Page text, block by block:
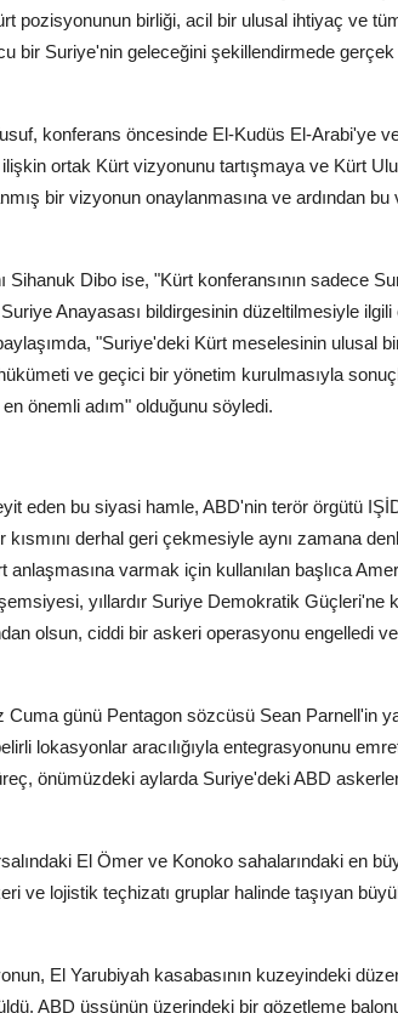
pozisyonunun birliği, acil bir ulusal ihtiyaç ve
bir Suriye'nin geleceğini şekillendirmede gerçek
konferans öncesinde El-Kudüs El-Arabi'ye
ortak Kürt vizyonunu tartışmaya ve Kürt
bir vizyonun onaylanmasına ve ardından bu
Dibo ise, "Kürt konferansının sadece
Anayasası bildirgesinin düzeltilmesiyle
"Suriye'deki Kürt meselesinin ulusal
ve geçici bir yönetim kurulmasıyla
önemli adım" olduğunu söyledi.
eden bu siyasi hamle, ABD'nin terör örgütü
derhal geri çekmesiyle aynı zamana
anlaşmasına varmak için kullanılan başlıca
yıllardır Suriye Demokratik Güçleri'ne
olsun, ciddi bir askeri operasyonu engelledi
günü Pentagon sözcüsü Sean Parnell'in
lokasyonlar aracılığıyla entegrasyonunu
önümüzdeki aylarda Suriye'deki ABD
El Ömer ve Konoko sahalarındaki en
ve lojistik teçhizatı gruplar halinde taşıyan
El Yarubiyah kasabasının kuzeyindeki
ABD üssünün üzerindeki bir gözetleme